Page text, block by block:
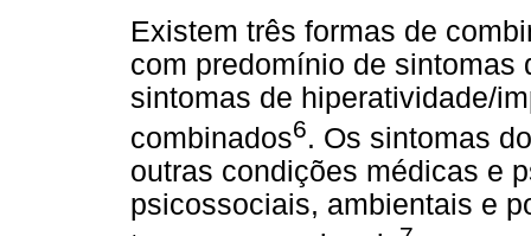
Existem três formas de
com predomínio de sintomas
sintomas de hiperatividade/
combinados6. Os sintomas
outras condições médicas e
psicossociais, ambientais e